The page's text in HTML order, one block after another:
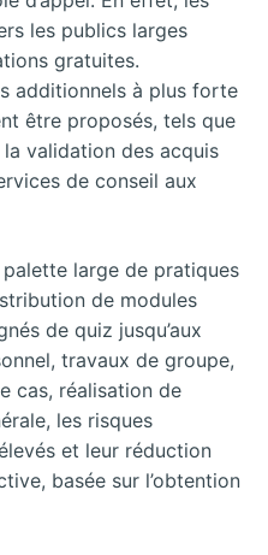
les publics larges
gratuites.
additionnels à plus forte
être proposés, tels que
validation des acquis
de conseil aux
large de pratiques
de modules
de quiz jusqu’aux
travaux de groupe,
cas, réalisation de
les risques
et leur réduction
basée sur l’obtention